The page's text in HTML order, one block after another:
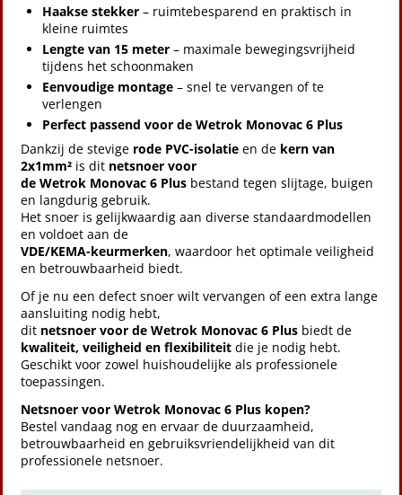
Haakse stekker – ruimtebesparend en praktisch in
kleine ruimtes
Lengte van 15 meter – maximale bewegingsvrijheid
tijdens het schoonmaken
Eenvoudige montage – snel te vervangen of te
verlengen
Perfect passend voor de Wetrok Monovac 6 Plus
Dankzij de stevige rode PVC-isolatie en de kern van
2x1mm² is dit netsnoer voor
de Wetrok Monovac 6 Plus bestand tegen slijtage, buigen
en langdurig gebruik.
Het snoer is gelijkwaardig aan diverse standaardmodellen
en voldoet aan de
VDE/KEMA-keurmerken, waardoor het optimale veiligheid
en betrouwbaarheid biedt.
Of je nu een defect snoer wilt vervangen of een extra lange
aansluiting nodig hebt,
dit netsnoer voor de Wetrok Monovac 6 Plus biedt de
kwaliteit, veiligheid en flexibiliteit die je nodig hebt.
Geschikt voor zowel huishoudelijke als professionele
toepassingen.
Netsnoer voor Wetrok Monovac 6 Plus kopen?
Bestel vandaag nog en ervaar de duurzaamheid,
betrouwbaarheid en gebruiksvriendelijkheid van dit
professionele netsnoer.